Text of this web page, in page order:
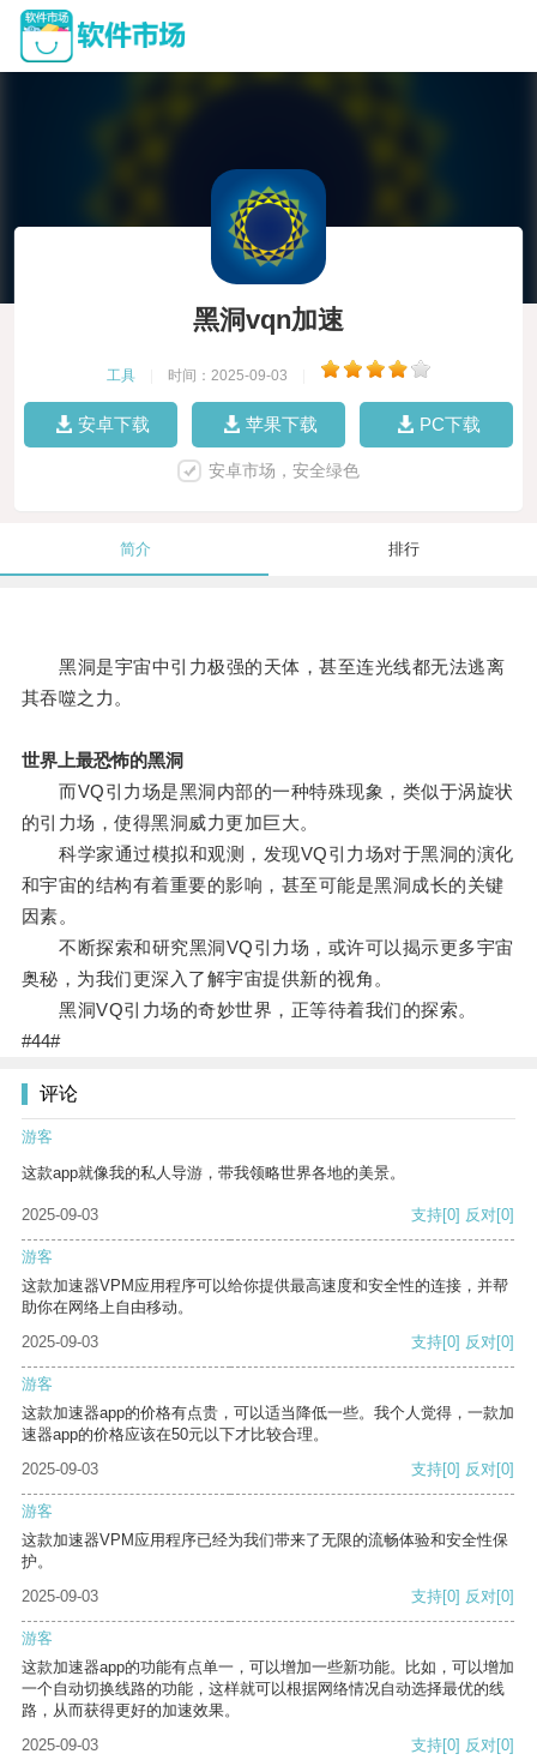
黑洞vqn加速
工具 时间：2025-09-03
安卓下载 苹果下载 PC下载
安卓市场，安全绿色
简介 排行
黑洞是宇宙中引力极强的天体，甚至连光线都无法逃离
其吞噬之力。
世界上最恐怖的黑洞
而VQ引力场是黑洞内部的一种特殊现象，类似于涡旋状
的引力场，使得黑洞威力更加巨大。
科学家通过模拟和观测，发现VQ引力场对于黑洞的演化
和宇宙的结构有着重要的影响，甚至可能是黑洞成长的关键
因素。
不断探索和研究黑洞VQ引力场，或许可以揭示更多宇宙
奥秘，为我们更深入了解宇宙提供新的视角。
黑洞VQ引力场的奇妙世界，正等待着我们的探索。
#44#
评论
游客
这款app就像我的私人导游，带我领略世界各地的美景。
2025-09-03 支持[0] 反对[0]
游客
这款加速器VPM应用程序可以给你提供最高速度和安全性的连接，并帮
助你在网络上自由移动。
2025-09-03
支持[0] 反对[0]
游客
这款加速器app的价格有点贵，可以适当降低一些。我个人觉得，一款加
速器app的价格应该在50元以下才比较合理。
2025-09-03
支持[0] 反对[0]
游客
这款加速器VPM应用程序已经为我们带来了无限的流畅体验和安全性保
护。
2025-09-03
支持[0] 反对[0]
游客
这款加速器app的功能有点单一，可以增加一些新功能。比如，可以增加
一个自动切换线路的功能，这样就可以根据网络情况自动选择最优的线
路，从而获得更好的加速效果。
2025-09-03
支持[0] 反对[0]